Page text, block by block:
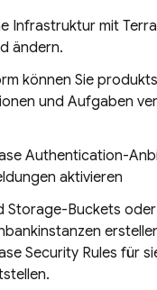
Infrastruktur mit
ändern.
können Sie
und Aufgaben
Authentication-
aktivieren
Storage-Buckets oder
Security Rules für